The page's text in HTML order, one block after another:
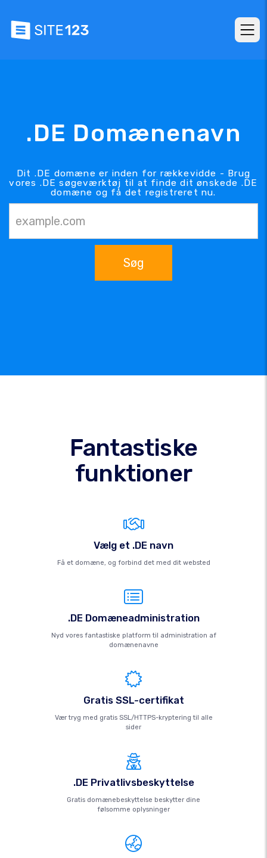
.DE Domænenavn
Dit .DE domæne er inden for rækkevidde - Brug
vores .DE søgeværktøj til at finde dit ønskede .DE
domæne og få det registreret nu.
Søg
Fantastiske
funktioner
Vælg et .DE navn
Få et domæne, og forbind det med dit websted
.DE Domæneadministration
Nyd vores fantastiske platform til administration af
domænenavne
Gratis SSL-certifikat
Vær tryg med gratis SSL/HTTPS-kryptering til alle
sider
.DE Privatlivsbeskyttelse
Gratis domænebeskyttelse beskytter dine
følsomme oplysninger